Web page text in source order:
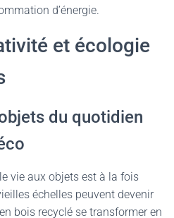
d’énergie.
et écologie
du quotidien
vie aux objets est à la fois
échelles peuvent devenir
bois recyclé se transformer en